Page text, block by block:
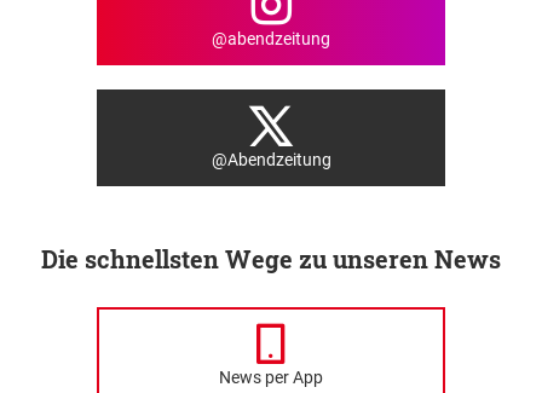
@abendzeitung
@Abendzeitung
Die schnellsten Wege zu unseren News
News per App